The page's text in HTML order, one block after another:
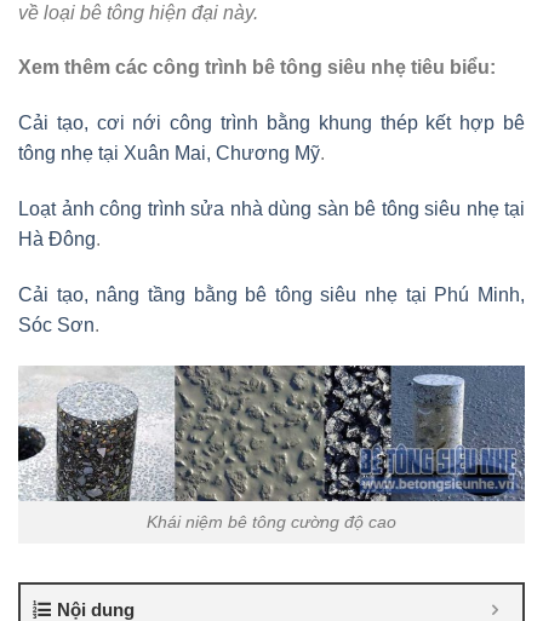
về loại bê tông hiện đại này.
Xem thêm các công trình bê tông siêu nhẹ tiêu biểu:
Cải tạo, cơi nới công trình bằng khung thép kết hợp bê
tông nhẹ tại Xuân Mai, Chương Mỹ.
Loạt ảnh công trình sửa nhà dùng sàn bê tông siêu nhẹ tại
Hà Đông.
Cải tạo, nâng tầng bằng bê tông siêu nhẹ tại Phú Minh,
Sóc Sơn.
Khái niệm bê tông cường độ cao
Nội dung